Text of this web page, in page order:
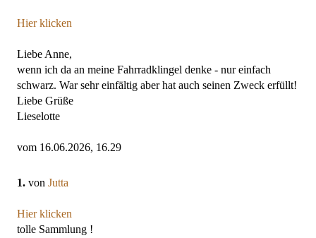
Hier klicken
Liebe Anne,
wenn ich da an meine Fahrradklingel denke - nur einfach
schwarz. War sehr einfältig aber hat auch seinen Zweck erfüllt!
Liebe Grüße
Lieselotte
vom 16.06.2026, 16.29
1. von Jutta
Hier klicken
tolle Sammlung !